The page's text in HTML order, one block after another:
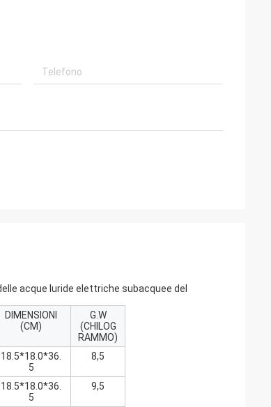
acque luride elettriche subacquee del
DIMENSIONI
(CM)
G.W
(CHILOG
RAMMO)
18.5*18.0*36.
5
8,5
18.5*18.0*36.
5
9,5